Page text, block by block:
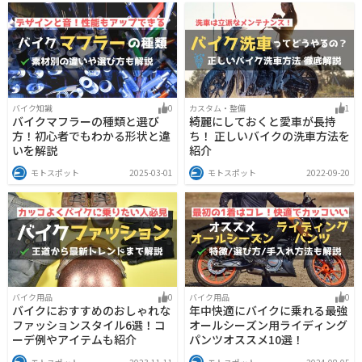
バイク知識 0
バイクマフラーの種類と選び
方！初心者でもわかる形状と違
いを解説
モトスポット 2025-03-01
カスタム・整備 1
綺麗にしておくと愛車が長持
ち！ 正しいバイクの洗車方法を
紹介
モトスポット 2022-09-20
バイク用品 0
バイクにおすすめのおしゃれな
ファッションスタイル6選！コ
ーデ例やアイテムも紹介
バイク用品 0
年中快適にバイクに乗れる最強
オールシーズン用ライディング
パンツオススメ10選！